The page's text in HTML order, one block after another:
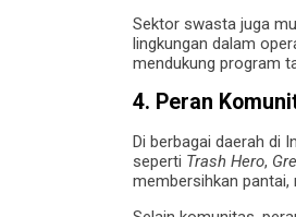
Sektor swasta juga
lingkungan dalam
mendukung program
4. Peran
Di berbagai daerah di
seperti Trash Hero,
membersihkan